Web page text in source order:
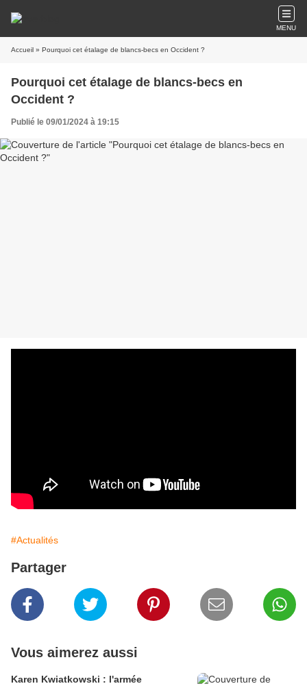
MENU
Accueil » Pourquoi cet étalage de blancs-becs en Occident ?
Pourquoi cet étalage de blancs-becs en
Occident ?
Publié le 09/01/2024 à 19:15
#Actualités
Partager
Vous aimerez aussi
Karen Kwiatkowski : l'armée